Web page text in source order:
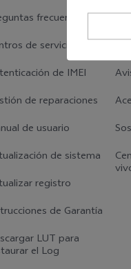
frecuentes
de servicio
de IMEI
de reparaciones
de usuario
de sistema
registro
de Garantía
LUT para
el Log